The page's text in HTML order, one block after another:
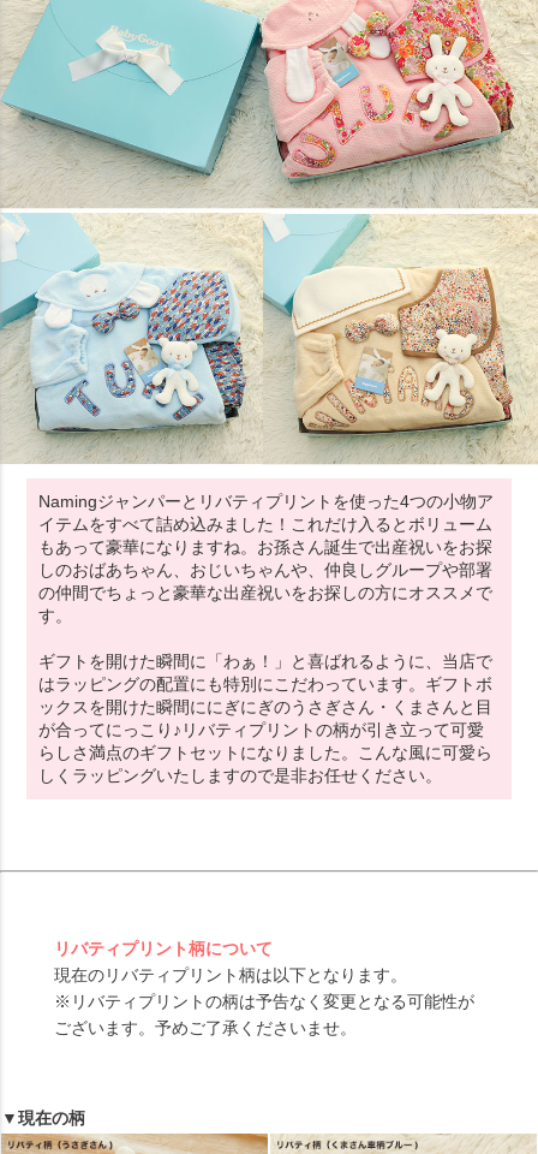
Namingジャンパーとリバティプリントを使った4つの小物ア
イテムをすべて詰め込みました！これだけ入るとボリューム
もあって豪華になりますね。お孫さん誕生で出産祝いをお探
しのおばあちゃん、おじいちゃんや、仲良しグループや部署
の仲間でちょっと豪華な出産祝いをお探しの方にオススメで
す。
ギフトを開けた瞬間に「わぁ！」と喜ばれるように、当店で
はラッピングの配置にも特別にこだわっています。ギフトボ
ックスを開けた瞬間ににぎにぎのうさぎさん・くまさんと目
が合ってにっこり♪リバティプリントの柄が引き立って可愛
らしさ満点のギフトセットになりました。こんな風に可愛ら
しくラッピングいたしますので是非お任せください。
リバティプリント柄について
現在のリバティプリント柄は以下となります。
※リバティプリントの柄は予告なく変更となる可能性が
ございます。予めご了承くださいませ。
▼現在の柄